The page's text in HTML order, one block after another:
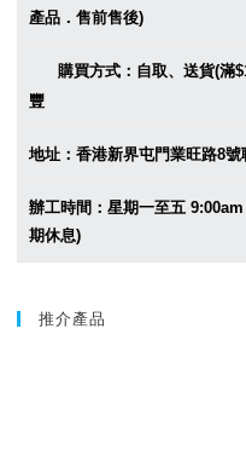
產品．售前售後)
購買方式：自取、送貨(滿
豐
地址：香港新界屯門業旺路8號
辦工時間：星期一至五
期休息)
推介產品